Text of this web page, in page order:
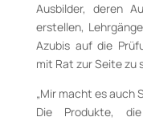
Ausbilder, deren
erstellen,
Azubis auf die
mit Rat zur Seite zu
„Mir macht es auch
Die Produkte,